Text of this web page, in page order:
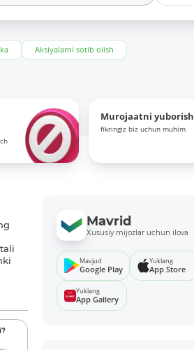
Aksiyalarni sotib olish
Murojaatni yuborish
fikringiz biz uchun muhim
Mavrid
Xususiy mijozlar uchun ilova
Mavjud
Google Play
Yuklang
App Store
Yuklang
App Gallery